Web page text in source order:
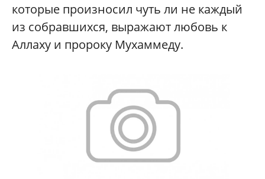
которые произносил чуть ли не каждый
из собравшихся, выражают любовь к
Аллаху и пророку Мухаммеду.